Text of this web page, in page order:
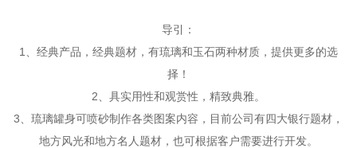
导引：
1、经典产品，经典题材，有琉璃和玉石两种材质，提供更多的选
择！
2、具实用性和观赏性，精致典雅。
3、琉璃罐身可喷砂制作各类图案内容，目前公司有四大银行题材，
地方风光和地方名人题材，也可根据客户需要进行开发。